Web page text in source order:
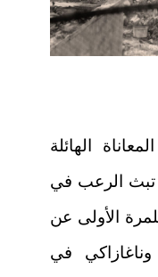
الهائلة
تبث الرعب في
الأولى عن
في